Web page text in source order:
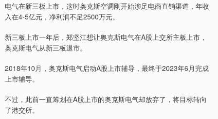
电气在新三板上市，这时奥克斯空调刚开始涉足电商直销渠道，年收
入在4-5亿元，净利润不足2500万元。
新三板上市一年后，郑坚江想让奥克斯电气在A股上交所主板上市，
奥克斯电气从新三板退市。
2018年10月，奥克斯电气启动A股上市辅导，最终于2023年6月完成
上市辅导。
不过，此前一直筹划在A股上市的奥克斯电气却放弃了，将目标转向
了港交所。